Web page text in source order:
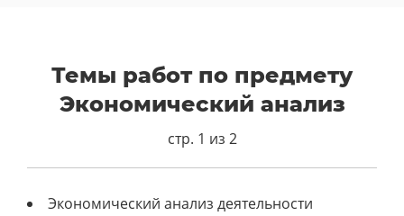
Темы работ по предмету
Экономический анализ
стр. 1 из 2
Экономический анализ деятельности